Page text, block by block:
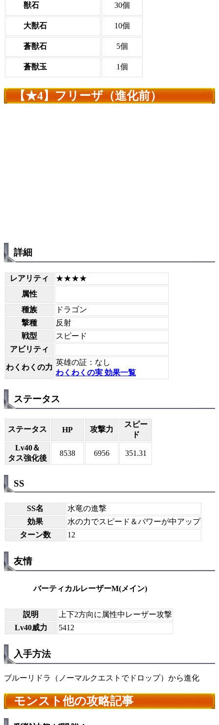
獣石
30個
大獣石 10個
蒼獣石 5個
蒼獣玉 1個
【★4】フリーザ（進化前）
詳細
レアリティ
★★★★
属性
種族
ドラゴン
撃種
反射
戦型
スピード
アビリティ
わくわくの力
英雄の証：なし
わくわくの実 効果一覧
ステータス
ステータス HP 攻撃力
スピー
ド
Lv40＆
タス強化後
8538 6956 351.31
SS
SS名
水竜の進撃
効果
水の力でスピード＆パワーが中アップ
ターン数
12
友情
バーティカルレーザーM(メイン)
説明
上下2方向に属性中レーザー攻撃
Lv40威力
5412
入手方法
ブルーリドラ（ノーマルクエストでドロップ）から進化
モンスト他の攻略記事